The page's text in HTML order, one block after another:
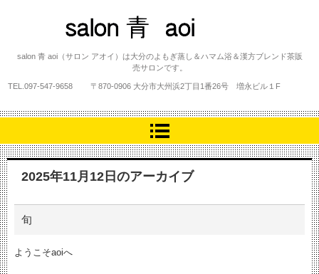
salon 青 aoi
salon 青 aoi（サロン アオイ）は大分のよもぎ蒸し＆ハマム浴＆漢方ブレンド茶販
売サロンです。
TEL. 097-547-9658 〒870-0906 大分市大州浜2丁目1番26号 増永ビル１F
2025年11月12日 のアーカイブ
旬
ようこそaoiへ